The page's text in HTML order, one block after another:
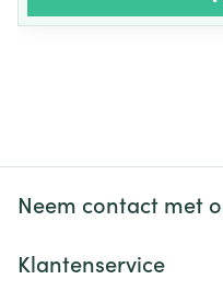
Neem contact met
Klantenservice